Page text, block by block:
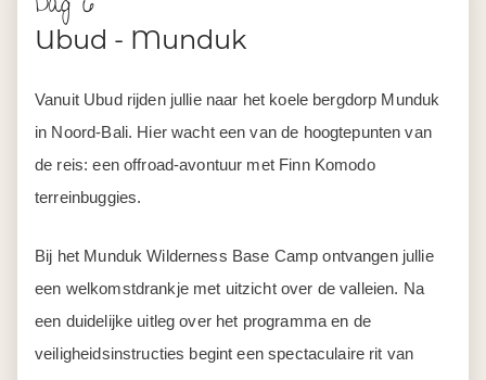
de reis: een offroad-avontuur met Finn Komodo
terreinbuggies.
Bij het Munduk Wilderness Base Camp ontvangen jullie
een welkomstdrankje met uitzicht over de valleien. Na
een duidelijke uitleg over het programma en de
veiligheidsinstructies begint een spectaculaire rit van
de heuvels van Kayu Pandak, over Devil's Rock en langs
lokale plantages. Het eindpunt is het Green Circuit, waar
jullie meerdere rondes rijden.